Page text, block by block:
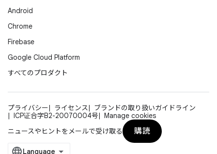
Android
Chrome
Firebase
Google Cloud Platform
すべてのプロダクト
プライバシー ライセンス
ブランドの取り扱いガイドライン
ICP证合字B2-20070004号
Manage cookies
ニュースやヒントをメールで受け取る
購読